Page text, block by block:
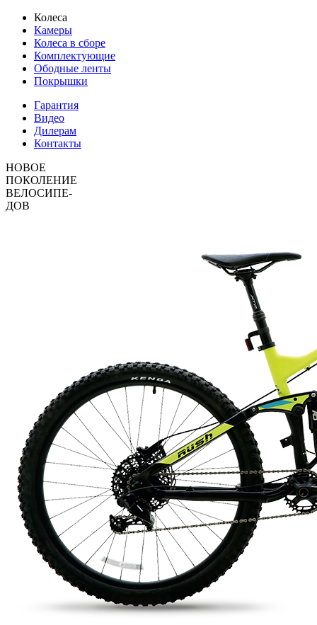
Колеса
Камеры
Колеса в сборе
Комплектующие
Ободные ленты
Покрышки
Гарантия
Видео
Дилерам
Контакты
НОВОЕ
ПОКОЛЕНИЕ
ВЕЛОСИПЕ-
ДОВ